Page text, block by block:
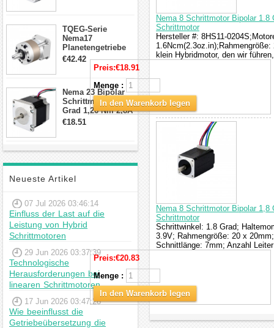
TQEG-Serie
Nema17
Planetengetriebe
10:1 Spiel 15Arc-
min für Nema 17
Schrittmotor
€42.42
Nema 23 Bipolar
Schrittmotor 1,8
Grad 1,26 Nm 2,8A
2,5V 4 Drähte
€18.51
Neueste Artikel
07 Jul 2026 03:46:14
Einfluss der Last auf die
Leistung von Hybrid
Schrittmotoren
29 Jun 2026 03:37:39
Technologische
Herausforderungen bei
linearen Schrittmotoren
17 Jun 2026 03:47:28
Wie beeinflusst die
Getriebeübersetzung die
Nema 8 Schrittmotor Bipolar 1.8
Schrittmotor
Hersteller #: 8HS11-
klein Hybridmotor, den wir
Preis:€18.91
Menge :
In den Warenkorb legen
Nema 8 Schrittmotor Bipolar
Schrittmotor
Schrittwinkel: 1.8 Grad;
3.9V; Rahmengröße: 20 x
Schnittlänge: 7mm; Anzahl
Preis:€20.83
Menge :
In den Warenkorb legen